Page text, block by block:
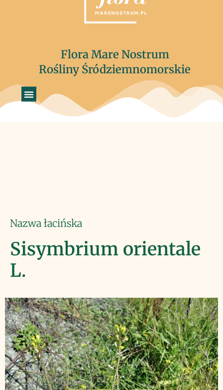
Flora Mare Nostrum
Rośliny Śródziemnomorskie
Nazwa łacińska
Sisymbrium orientale
L.